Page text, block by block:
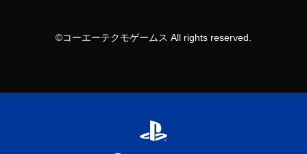
©コーエーテクモゲームス All rights reserved.